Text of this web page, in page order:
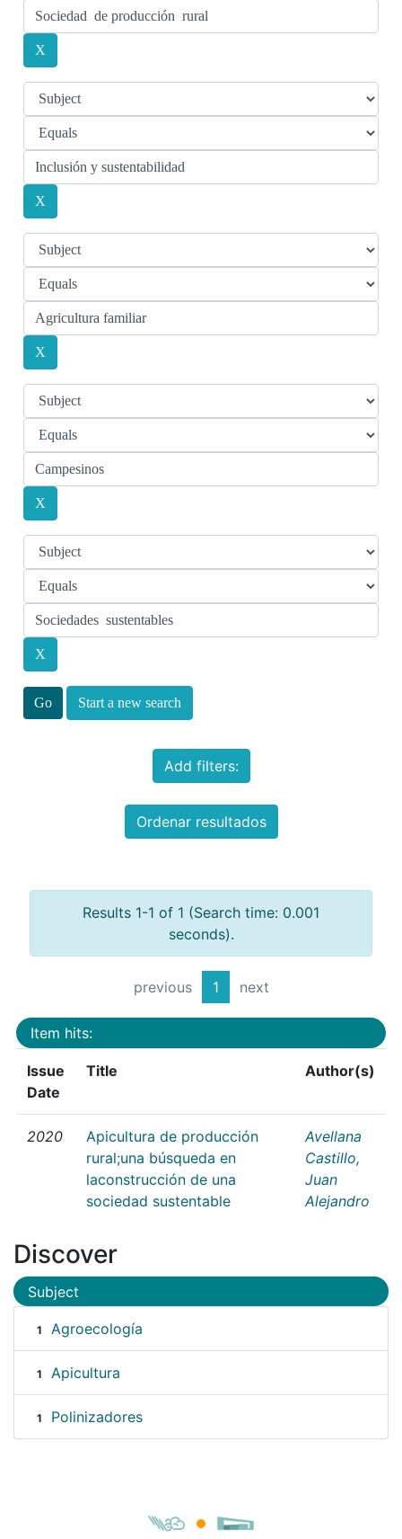
Start a new search
Add filters:
Ordenar resultados
Results 1-1 of 1 (Search time: 0.001
seconds).
previous 1 next
Item hits:
Issue
Date
Title Author(s)
2020
Apicultura de producción
rural;una búsqueda en
laconstrucción de una
sociedad sustentable
Avellana
Castillo,
Juan
Alejandro
Discover
Subject
1 Agroecología
1 Apicultura
1 Polinizadores